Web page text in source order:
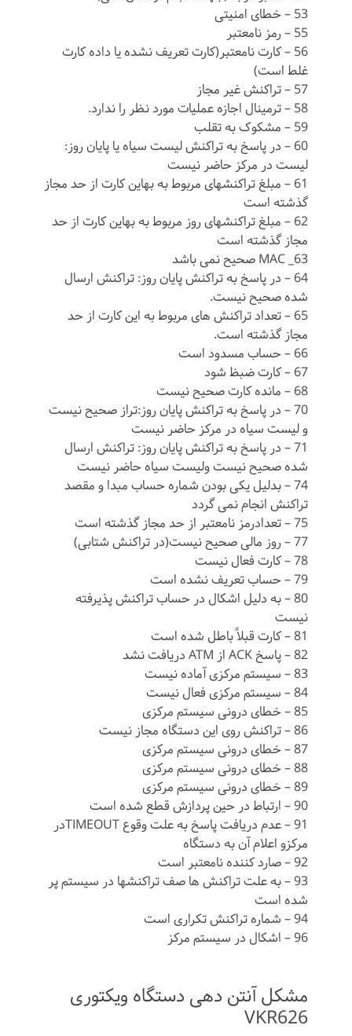
53 – خطای امنیتی
55 – رمز نامعتبر
56 – کارت نامعتبر(کارت تعریف نشده یا داده کارت
غلط است)
57 – تراکنش غیر مجاز
58 – ترمینال اجازه عملیات مورد نظر را ندارد.
59 – مشکوک به تقلب
60 – در پاسخ به تراکنش لیست سیاه یا پایان روز:
لیست در مرکز حاضر نیست
61 – مبلغ تراکنشهای مربوط به بهاین کارت از حد مجاز
گذشته است
62 – مبلغ تراکنشهای روز مربوط به بهاین کارت از حد
مجاز گذشته است
63_ MAC صحیح نمی باشد
64 – در پاسخ به تراکنش پایان روز: تراکنش ارسال
شده صحیح نیست.
65 – تعداد تراکنش های مربوط به این کارت از حد
مجاز گذشته است.
66 – حساب مسدود است
67 – کارت ضبظ شود
68 – مانده کارت صحیح نیست
70 – در پاسخ به تراکنش پایان روز:تراز صحیح نیست
و لیست سیاه در مرکز حاضر نیست
71 – در پاسخ به تراکنش پایان روز: تراکنش ارسال
شده صحیح نیست ولیست سیاه حاضر نیست
74 – بدلیل یکی بودن شماره حساب مبدا و مقصد
تراکنش انجام نمی گردد
75 – تعدادرمز نامعتبر از حد مجاز گذشته است
77 – روز مالی صحیح نیست(در تراکنش شتابی)
78 – کارت فعال نیست
79 – حساب تعریف نشده است
80 – به دلیل اشکال در حساب تراکنش پذیرفته
نیست
81 – کارت قبلاً باطل شده است
82 – پاسخ ACK از ATM دریافت نشد
83 – سیستم مرکزی آماده نیست
84 – سیستم مرکزی فعال نیست
85 – خطای درونی سیستم مرکزی
86 – تراکنش روی این دستگاه مجاز نیست
87 – خطای درونی سیستم مرکزی
88 – خطای درونی سیستم مرکزی
89 – خطای درونی سیستم مرکزی
90 – ارتباط در حین پردازش قطع شده است
91 – عدم دریافت پاسخ به علت وقوع TIMEOUTدر
مرکزو اعلام آن به دستگاه
92 – صارد کننده نامعتبر است
93 – به علت تراکنش ها صف تراکنشها در سیستم پر
شده است
94 – شماره تراکنش تکراری است
96 – اشکال در سیستم مرکز
مشکل آنتن دهی دستگاه ویکتوری
VKR626